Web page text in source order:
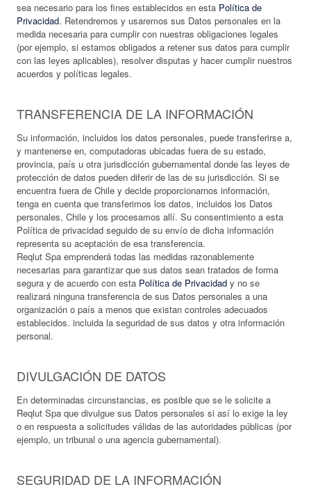
sea necesario para los fines establecidos en esta Política de
Privacidad. Retendremos y usaremos sus Datos personales en la
medida necesaria para cumplir con nuestras obligaciones legales
(por ejemplo, si estamos obligados a retener sus datos para cumplir
con las leyes aplicables), resolver disputas y hacer cumplir nuestros
acuerdos y políticas legales.
TRANSFERENCIA DE LA INFORMACIÓN
Su información, incluidos los datos personales, puede transferirse a,
y mantenerse en, computadoras ubicadas fuera de su estado,
provincia, país u otra jurisdicción gubernamental donde las leyes de
protección de datos pueden diferir de las de su jurisdicción. Si se
encuentra fuera de Chile y decide proporcionarnos información,
tenga en cuenta que transferimos los datos, incluidos los Datos
personales, Chile y los procesamos allí. Su consentimiento a esta
Política de privacidad seguido de su envío de dicha información
representa su aceptación de esa transferencia.
Reqlut Spa emprenderá todas las medidas razonablemente
necesarias para garantizar que sus datos sean tratados de forma
segura y de acuerdo con esta Política de Privacidad y no se
realizará ninguna transferencia de sus Datos personales a una
organización o país a menos que existan controles adecuados
establecidos. incluida la seguridad de sus datos y otra información
personal.
DIVULGACIÓN DE DATOS
En determinadas circunstancias, es posible que se le solicite a
Reqlut Spa que divulgue sus Datos personales si así lo exige la ley
o en respuesta a solicitudes válidas de las autoridades públicas (por
ejemplo, un tribunal o una agencia gubernamental).
SEGURIDAD DE LA INFORMACIÓN